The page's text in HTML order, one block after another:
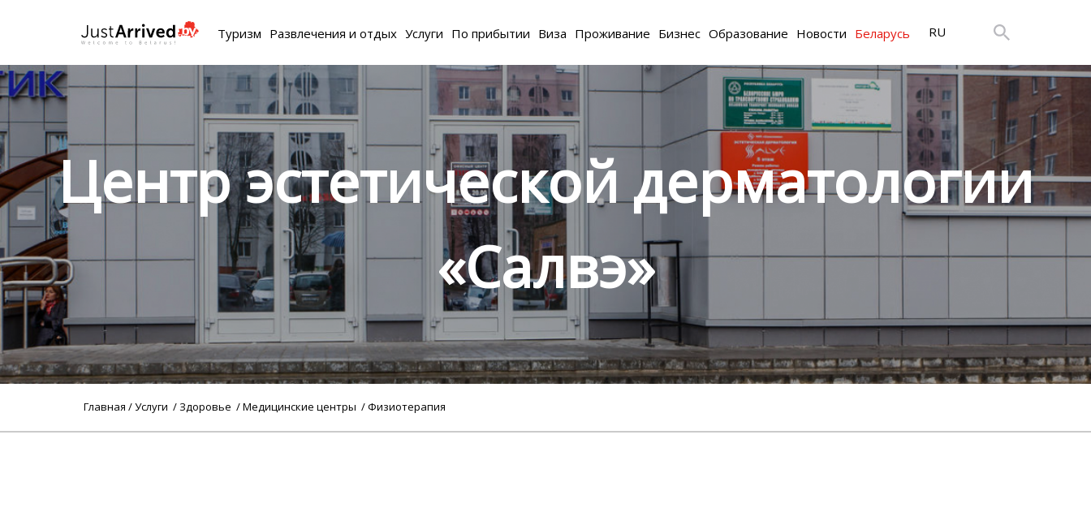
Туризм Развлечения и отдых Услуги По прибытии Виза Проживание Бизнес Образование Новости Беларусь RU
Центр эстетической дерматологии
«Салвэ»
Главная /Услуги / Здоровье /Медицинские центры / Физиотерапия